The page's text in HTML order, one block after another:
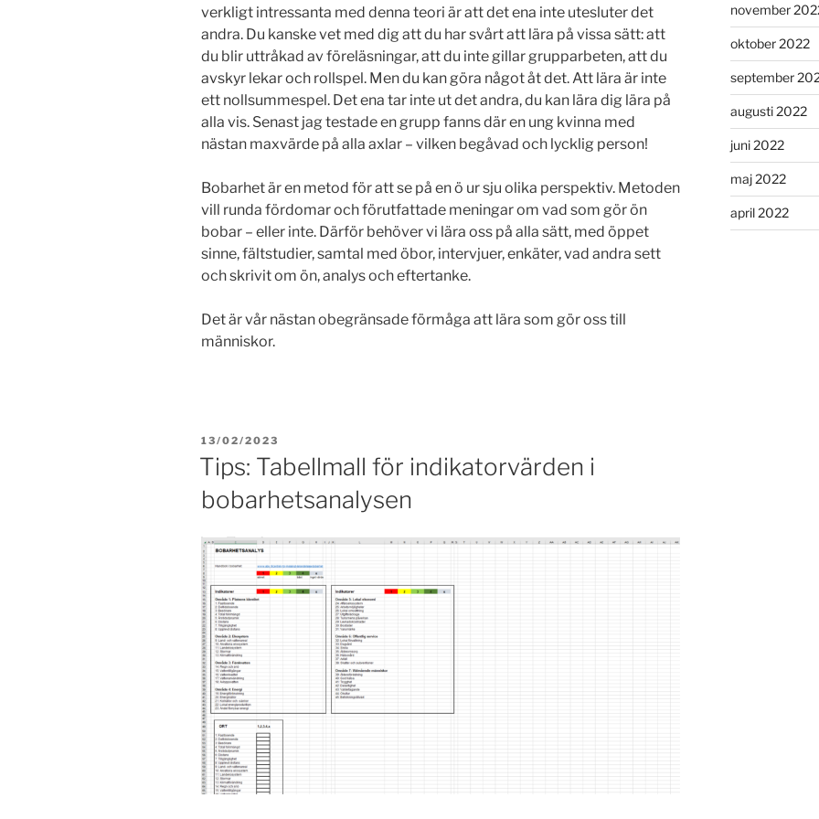
verkligt intressanta med denna teori är att det ena inte utesluter det
andra. Du kanske vet med dig att du har svårt att lära på vissa sätt: att
du blir uttråkad av föreläsningar, att du inte gillar grupparbeten, att du
avskyr lekar och rollspel. Men du kan göra något åt det. Att lära är inte
ett nollsummespel. Det ena tar inte ut det andra, du kan lära dig lära på
alla vis. Senast jag testade en grupp fanns där en ung kvinna med
nästan maxvärde på alla axlar – vilken begåvad och lycklig person!
Bobarhet är en metod för att se på en ö ur sju olika perspektiv. Metoden
vill runda fördomar och förutfattade meningar om vad som gör ön
bobar – eller inte. Därför behöver vi lära oss på alla sätt, med öppet
sinne, fältstudier, samtal med öbor, intervjuer, enkäter, vad andra sett
och skrivit om ön, analys och eftertanke.
Det är vår nästan obegränsade förmåga att lära som gör oss till
människor.
PUBLICERAT
13/02/2023
Tips: Tabellmall för indikatorvärden i
bobarhetsanalysen
november
oktober 2022
september
augusti 2022
juni 2022
maj 2022
april 2022